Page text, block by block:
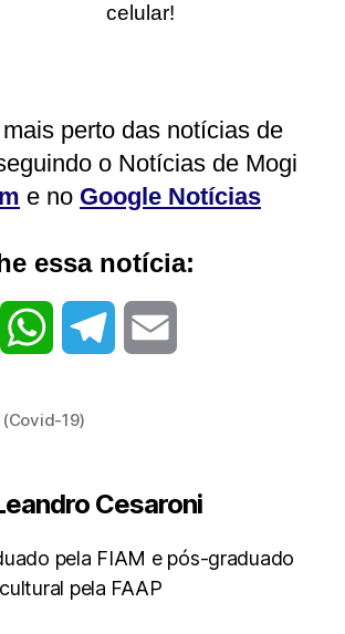
celular!
perto das notícias de
o Notícias de Mogi
e no Google Notícias
essa notícia:
A r
19)
Cesaroni
pela FIAM e pós-graduado
pela FAAP